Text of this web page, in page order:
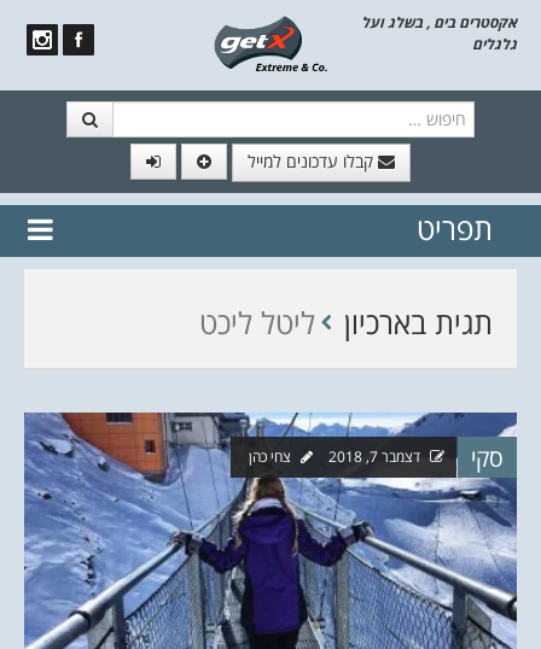
אקסטרים בים , בשלג ועל
גלגלים
קבלו עדכונים למייל
// הצטרף לרשימת תפוצה!
נשמח
לשלוח לך עדכונים חמים מהאתר
תפריט
דלג לתוכן
תגית בארכיון ליטל ליכט
סקי דצמבר 7, 2018 צחי כהן